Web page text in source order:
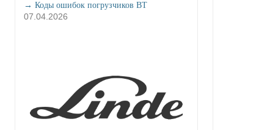
→ Коды ошибок погрузчиков BT
07.04.2026